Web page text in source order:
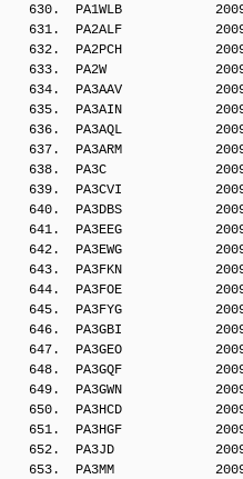
630.  PA1WLB
631.  PA2ALF
632.  PA2PCH
633.  PA2W
634.  PA3AAV
635.  PA3AIN
636.  PA3AQL
637.  PA3ARM
638.  PA3C
639.  PA3CVI
640.  PA3DBS
641.  PA3EEG
642.  PA3EWG
643.  PA3FKN
644.  PA3FOE
645.  PA3FYG
646.  PA3GBI
647.  PA3GEO
648.  PA3GQF
649.  PA3GWN
650.  PA3HCD
651.  PA3HGF
652.  PA3JD
653.  PA3MM